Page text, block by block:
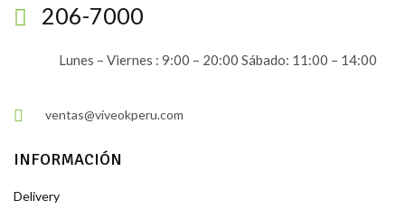
206-7000
Lunes – Viernes : 9:00 – 20:00 Sábado: 11:00 – 14:00
ventas@viveokperu.com
INFORMACIÓN
Delivery